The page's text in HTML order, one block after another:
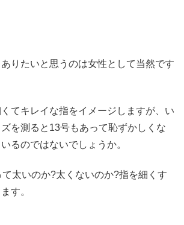
りたいと思うのは女性として当然です
てキレイな指をイメージしますが、い
を測ると13号もあって恥ずかしくな
るのではないでしょうか。
太いのか?太くないのか?指を細くす
す。